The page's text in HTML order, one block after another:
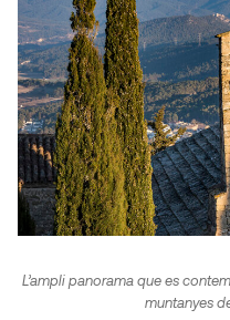
L’ampli panorama que es
muntanyes